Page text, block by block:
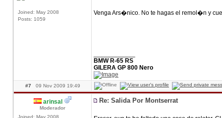
Joined: May 2008
Posts: 1059
Venga Ars�nico. No te hagas el remol�n y
BMW R-65 RS
GILERA GP 800 Nero
#7 09 Nov 2009 19:49
arinsal
Moderador
Joined: May 2008
Re: Salida Por Montserrat